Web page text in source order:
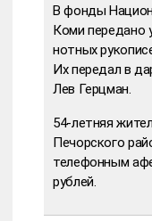
В фонды
Коми передано
нотных
Их передал в
Лев Герцман.
54-летняя
Печорского
телефонным
рублей.